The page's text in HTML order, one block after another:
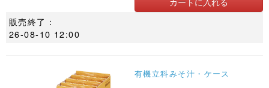
販売終了：
26-08-10 12:00
有機立科みそ汁・ケース